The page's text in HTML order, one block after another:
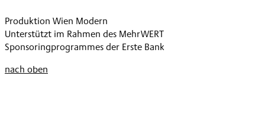
Produktion Wien Modern
Unterstützt im Rahmen des MehrWERT
Sponsoringprogrammes der Erste Bank
nach oben